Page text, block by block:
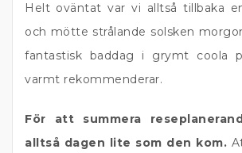
Helt oväntat var vi alltså tillbaka
och mötte strålande solsken
fantastisk baddag i grymt coola
varmt rekommenderar.
För att summera
alltså dagen lite som den kom.